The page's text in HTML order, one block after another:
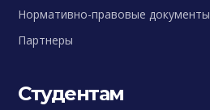
Нормативно-правовые документы
Партнеры
Студентам